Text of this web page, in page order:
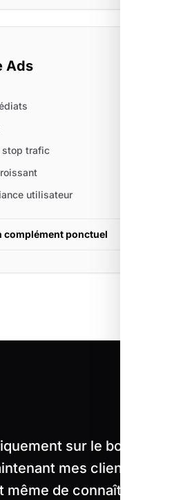
Ads
stop trafic
utilisateur
complément ponctuel
sur le bouche-à-
mes clients me
de connaître mon